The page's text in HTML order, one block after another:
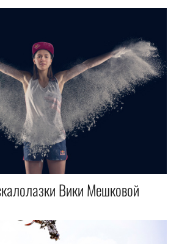
Вики Мешковой